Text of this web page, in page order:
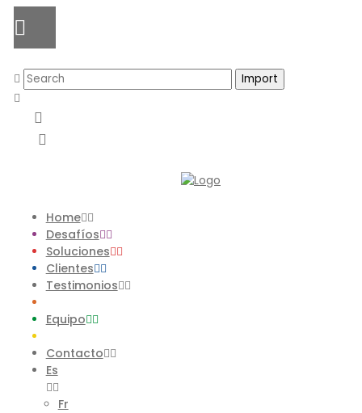
Home
Desafíos
Soluciones
Clientes
Testimonios
Equipo
Contacto
Es
Fr